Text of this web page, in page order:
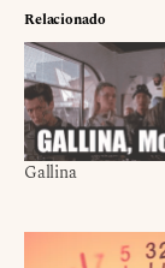
Relacionado
Gallina